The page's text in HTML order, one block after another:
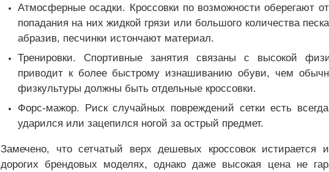
Атмосферные осадки. Кроссовки по возможности оберегают
попадания на них жидкой грязи или большого количества
абразив, песчинки истончают материал.
Тренировки. Спортивные занятия связаны с высокой
приводит к более быстрому изнашиванию обуви, чем
физкультуры должны быть отдельные кроссовки.
Форс-мажор. Риск случайных повреждений сетки есть
ударился или зацепился ногой за острый предмет.
Замечено, что сетчатый верх дешевых кроссовок
дорогих брендовых моделях, однако даже высокая цена не